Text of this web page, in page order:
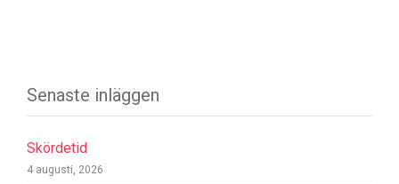
Senaste inläggen
Skördetid
4 augusti, 2026